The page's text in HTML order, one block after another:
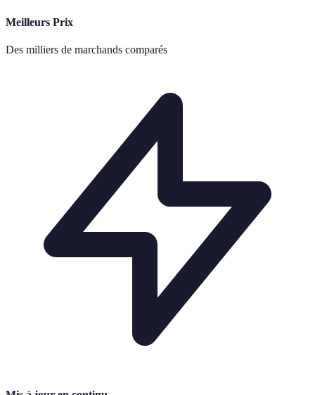
Meilleurs Prix
Des milliers de marchands comparés